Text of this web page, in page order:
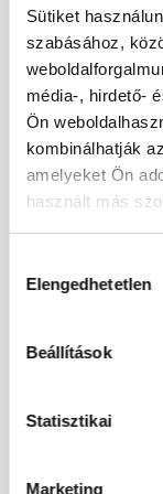
Sütiket
szabásához,
média-, hirdető-
Ön
kombinálhatják
amelyeket Ön
használt más
kiválasztása
Elengedhetetlen
Beállítások
Statisztikai
Marketing
22.08.2026-
Budapest
ECO DOUBLE
Félpanzió
522 460HUF
2Felnőttek,0
ECO DOUBLE
610 678HUF